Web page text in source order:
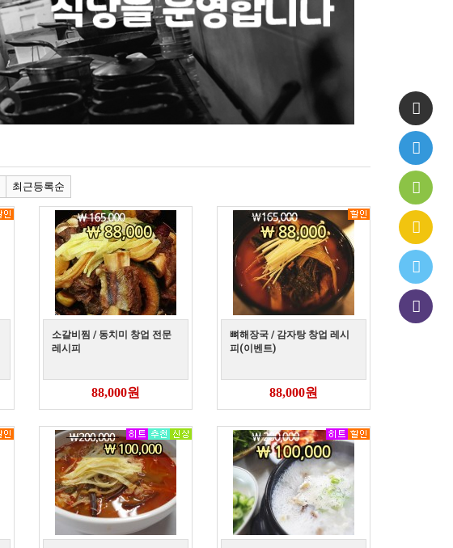
최근등록순
소갈비찜 / 동치미 창업 전문
레시피
88,000원
뼈해장국 / 감자탕 창업 레시
피(이벤트)
88,000원